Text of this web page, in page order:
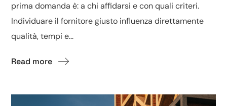
prima domanda è: a chi affidarsi e con quali criteri.
Individuare il fornitore giusto influenza direttamente
qualità, tempi e...
Read more